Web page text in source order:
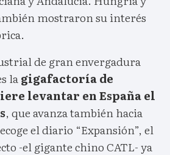
mostraron su interés
de gran envergadura
lagigafactoría de
levantar en España el
, que avanza también hacia
el diario “Expansión”, el
-el gigante chino CATL- ya